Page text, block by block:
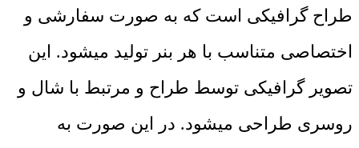
طراح گرافیکی است که به صورت سفارشی و
اختصاصی متناسب با هر بنر تولید میشود. این
تصویر گرافیکی توسط طراح و مرتبط با شال و
روسری طراحی میشود. در این صورت به